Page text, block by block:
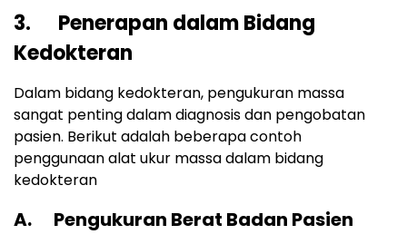
3. Penerapan dalam Bidang
Kedokteran
Dalam bidang kedokteran, pengukuran massa
sangat penting dalam diagnosis dan pengobatan
pasien. Berikut adalah beberapa contoh
penggunaan alat ukur massa dalam bidang
kedokteran
A. Pengukuran Berat Badan Pasien